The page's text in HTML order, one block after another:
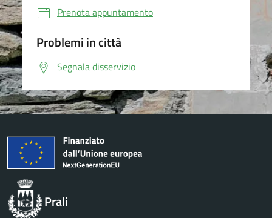
Prenota appuntamento
Problemi in città
Segnala disservizio
Prali